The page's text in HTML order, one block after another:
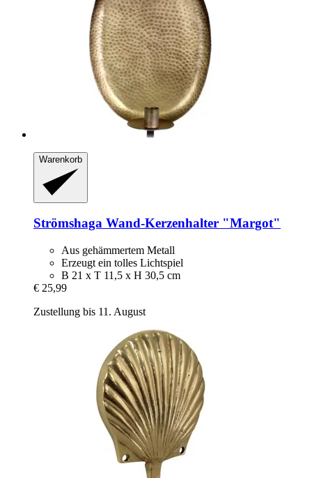
Warenkorb
Strömshaga Wand-​Kerzenhalter "Margot"
Aus gehämmertem Metall
Erzeugt ein tolles Lichtspiel
B 21 x T 11,5 x H 30,5 cm
€ 25,99
Zustellung bis 11. August